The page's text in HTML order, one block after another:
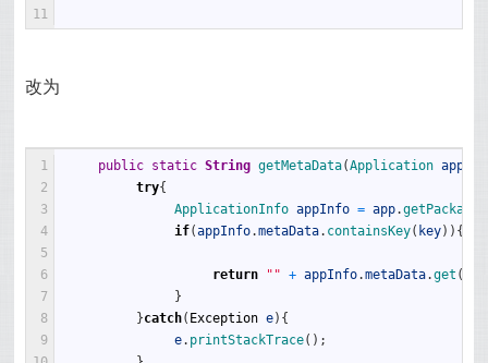
11
改为
1
2
3
4
5
6
7
8
9
public static String getMetaData(Application app
try{
ApplicationInfo appInfo = app.
if(appInfo.metaData. containsKey( key) ) {
return "" + appInfo.metaData.get (
}
}catch( Exception e) {
e. printStackTrace( ) ;